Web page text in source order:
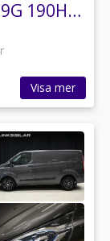
Mercedes-Benz Vito 119 CDI 9G 190HK Extra-lång|Automat|LED|Inredd|SeUtr!!
Visa mer